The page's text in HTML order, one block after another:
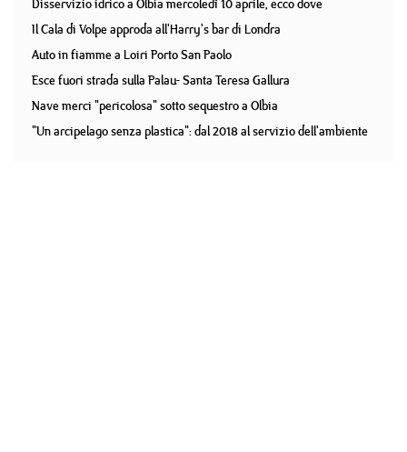
Disservizio idrico a Olbia mercoledì 10 aprile, ecco dove
Il Cala di Volpe approda all'Harry's bar di Londra
Auto in fiamme a Loiri Porto San Paolo
Esce fuori strada sulla Palau- Santa Teresa Gallura
Nave merci "pericolosa" sotto sequestro a Olbia
"Un arcipelago senza plastica": dal 2018 al servizio dell'ambiente